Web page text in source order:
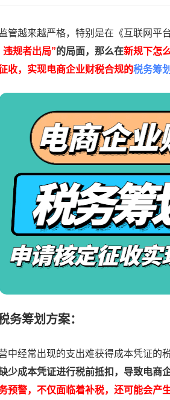
管越来越严格，特别是在《互联网平
违规者出局” 的局面，那么在新规下怎
收，实现电商企业财税合规的税务筹划
务筹划方案：
经常出现的支出难获得成本凭证的税
少成本凭证进行税前抵扣，导致电商
预警，不仅面临着补税，还可能会产